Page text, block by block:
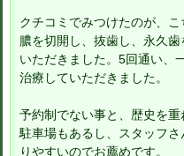
クチコミでみつけたのが、こ
膿を切開し、抜歯し、永久
いただきました。5回通い、
治療していただきました。
予約制でない事と、歴史を重
駐車場もあるし、スタッフ
りやすいのでお薦めです。